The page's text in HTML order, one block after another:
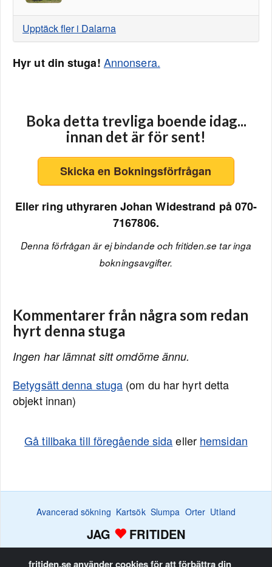
Upptäck fler i Dalarna
Hyr ut din stuga! Annonsera.
Boka detta trevliga boende idag...
innan det är för sent!
Skicka en Bokningsförfrågan
Eller ring uthyraren Johan Widestrand på 070-
7167806.
Denna förfrågan är ej bindande och fritiden.se tar inga
bokningsavgifter.
Kommentarer från några som redan
hyrt denna stuga
Ingen har lämnat sitt omdöme ännu.
Betygsätt denna stuga (om du har hyrt detta
objekt innan)
Gå tillbaka till föregående sidaeller hemsidan
Avancerad sökning Kartsök Slumpa Orter Utland
JAG FRITIDEN
fritiden.se använder cookies för att förbättra din